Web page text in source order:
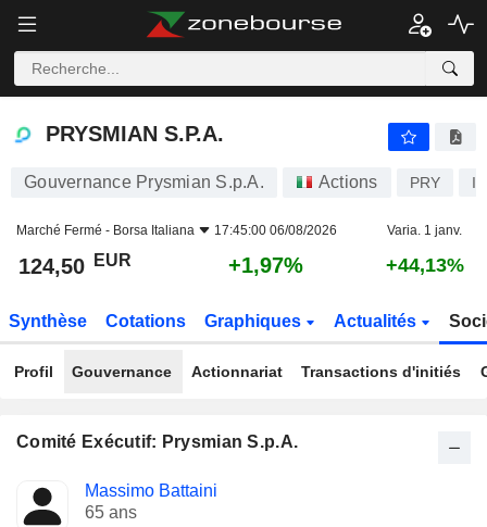
PRYSMIAN S.P.A.
PRYSMIAN S.P.A.
Gouvernance Prysmian S.p.A. Actions PRY
Marché Fermé - Borsa Italiana 17:45:00 06/08/2026 Varia. 1 janv.
124,50 EUR +1,97% +44,13%
Synthèse Cotations Graphiques Actualités
Profil Gouvernance Actionnariat Transactions d'initiés
Comité Exécutif: Prysmian S.p.A.
Dirigeant
Fonctions
occupées
Massimo Battaini
65 ans